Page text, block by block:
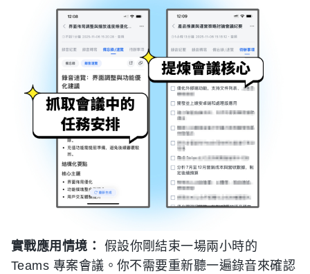
實戰應用情境：
假設你剛結束一場兩小時的
Teams 專案會議。你不需要重新聽一遍錄音來確認